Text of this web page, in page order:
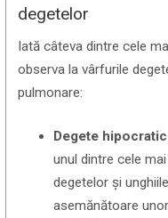
degetelor
Iată câteva dintre cele
observa la vârfurile
pulmonare:
Degete
unul dintre cele
degetelor și
asemănătoare